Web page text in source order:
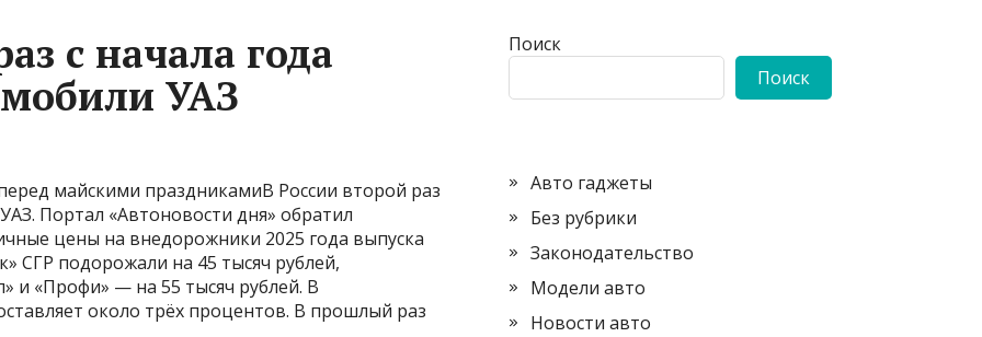
с начала года
УАЗ
майскими праздникамиВ России второй раз
Портал «Автоновости дня» обратил
цены на внедорожники 2025 года выпуска
СГР подорожали на 45 тысяч рублей,
и «Профи» — на 55 тысяч рублей. В
около трёх процентов. В прошлый раз
Поиск
Поиск
Авто гаджеты
Без рубрики
Законодательство
Модели авто
Новости авто